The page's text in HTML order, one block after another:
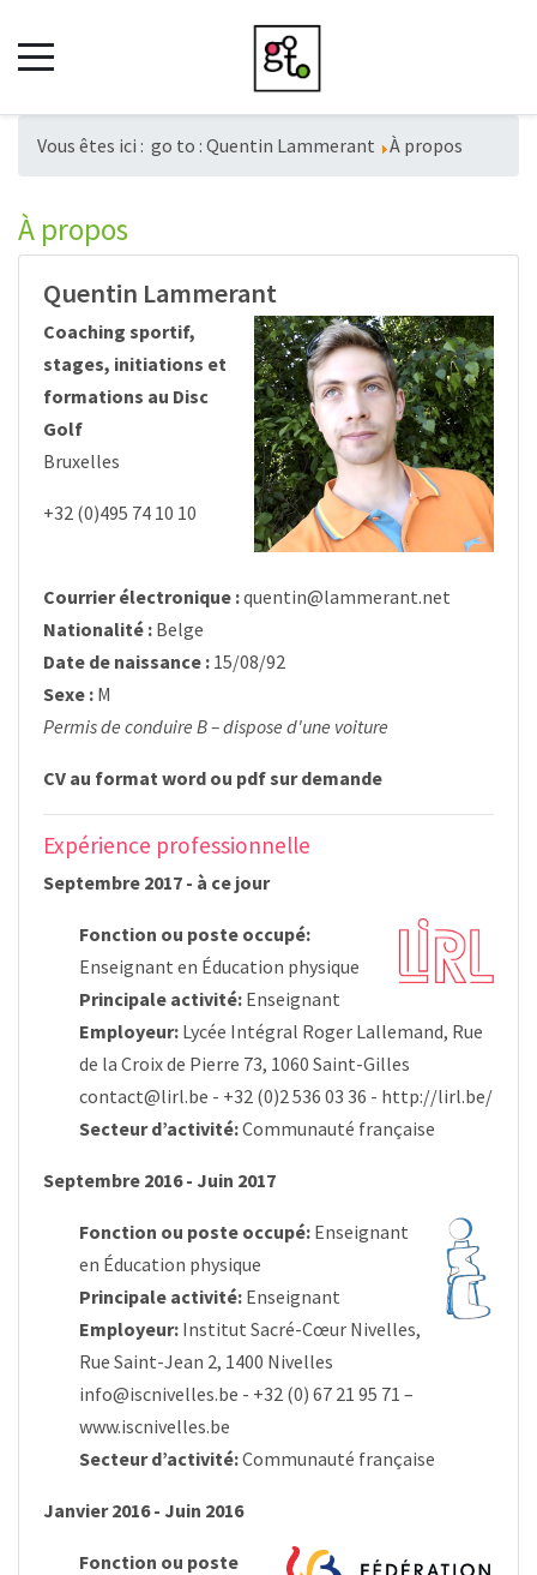
Vous êtes ici : go to : Quentin Lammerant À propos
À propos
Quentin Lammerant
Coaching sportif,
stages, initiations et
formations au Disc
Golf
Bruxelles
+32 (0)495 74 10 10
Courrier électronique :quentin@lammerant.net
Nationalité : Belge
Date de naissance : 15/08/92
Sexe : M
Permis de conduire B – dispose d'une voiture
CV au format word ou pdf sur demande
Expérience professionnelle
Septembre 2017 - à ce jour
Fonction ou poste occupé:
Enseignant en Éducation physique
Principale activité: Enseignant
Employeur: Lycée Intégral Roger Lallemand, Rue
de la Croix de Pierre 73, 1060 Saint-Gilles
contact@lirl.be - +32 (0)2 536 03 36 - http://lirl.be/
Secteur d’activité:Communauté française
Septembre 2016 - Juin 2017
Fonction ou poste occupé: Enseignant
en Éducation physique
Principale activité: Enseignant
Employeur: Institut Sacré-Cœur Nivelles,
Rue Saint-Jean 2, 1400 Nivelles
info@iscnivelles.be - +32 (0) 67 21 95 71 –
www.iscnivelles.be
Secteur d’activité:Communauté française
Janvier 2016 - Juin 2016
Fonction ou poste